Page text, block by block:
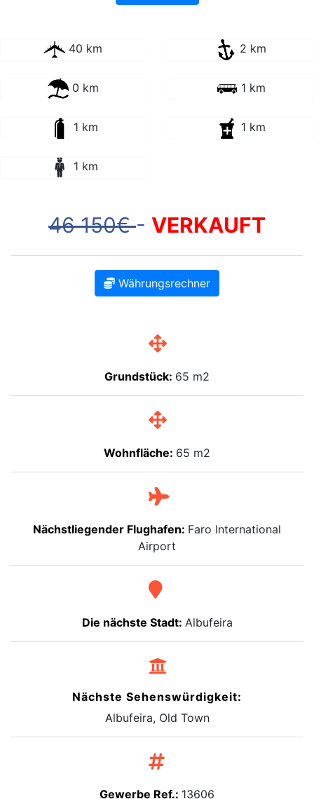
40 km 2 km
0 km 1 km
1 km 1 km
1 km
46 150€- VERKAUFT
Währungsrechner
Grundstück: 65 m2
Wohnfläche: 65 m2
Nächstliegender Flughafen: Faro International
Airport
Die nächste Stadt: Albufeira
Nächste Sehenswürdigkeit:
Albufeira, Old Town
Gewerbe Ref.: 13606